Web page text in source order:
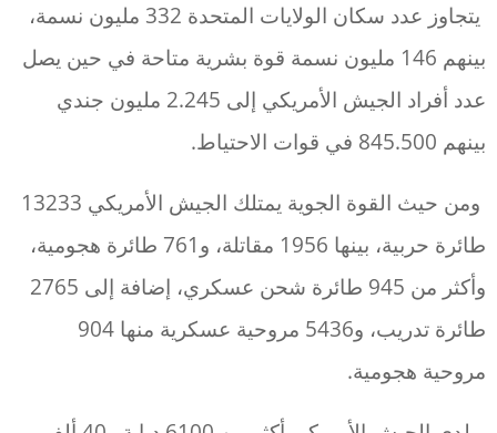
يتجاوز عدد سكان الولايات المتحدة 332 مليون نسمة،
بينهم 146 مليون نسمة قوة بشرية متاحة في حين يصل
عدد أفراد الجيش الأمريكي إلى 2.245 مليون جندي
بينهم 845.500 في قوات الاحتياط.
ومن حيث القوة الجوية يمتلك الجيش الأمريكي 13233
طائرة حربية، بينها 1956 مقاتلة، و761 طائرة هجومية،
وأكثر من 945 طائرة شحن عسكري، إضافة إلى 2765
طائرة تدريب، و5436 مروحية عسكرية منها 904
مروحية هجومية.